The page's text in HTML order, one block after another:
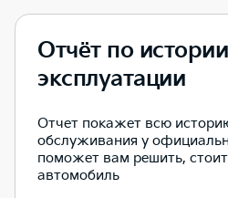
Отчёт по истории
эксплуатации
Отчет покажет всю
обслуживания у
поможет вам решить,
автомобиль